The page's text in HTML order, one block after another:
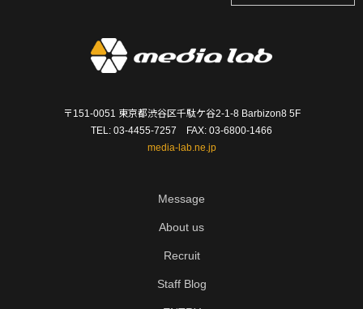
〒151-0051 東京都渋谷区千駄ケ谷2-1-8 Barbizon8 5F
TEL: 03-4455-7257 FAX: 03-6800-1466
media-lab.ne.jp
Message
About us
Recruit
Staff Blog